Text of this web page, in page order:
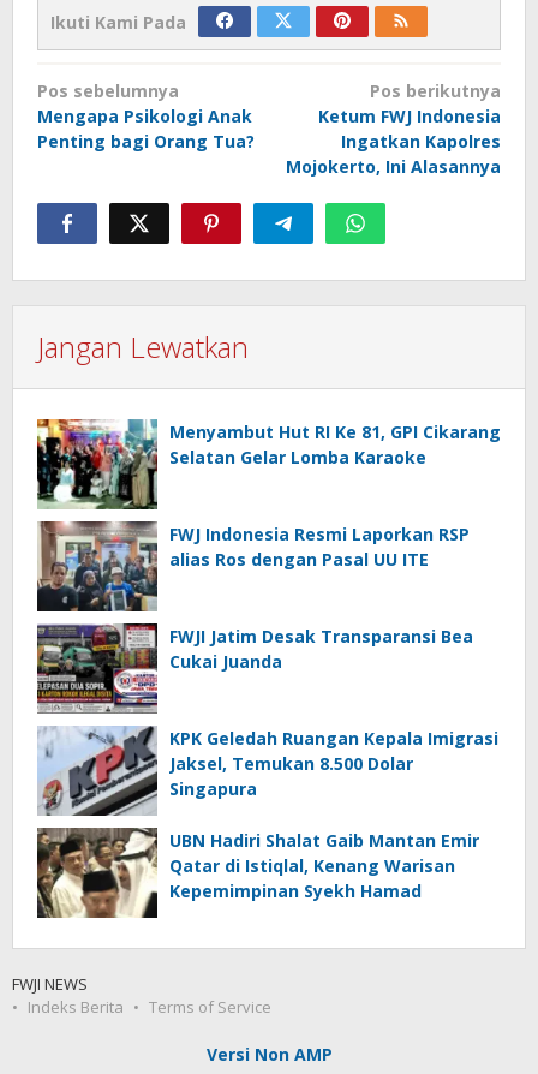
Ikuti Kami Pada
Navigasi
pos
Pos sebelumnya
Mengapa Psikologi Anak
Penting bagi Orang Tua?
Pos berikutnya
Ketum FWJ Indonesia
Ingatkan Kapolres
Mojokerto, Ini Alasannya
Jangan Lewatkan
Menyambut Hut RI Ke 81, GPI Cikarang
Selatan Gelar Lomba Karaoke
FWJ Indonesia Resmi Laporkan RSP
alias Ros dengan Pasal UU ITE
FWJI Jatim Desak Transparansi Bea
Cukai Juanda
KPK Geledah Ruangan Kepala Imigrasi
Jaksel, Temukan 8.500 Dolar
Singapura
UBN Hadiri Shalat Gaib Mantan Emir
Qatar di Istiqlal, Kenang Warisan
Kepemimpinan Syekh Hamad
FWJI NEWS
Indeks Berita
Terms of Service
Versi Non AMP